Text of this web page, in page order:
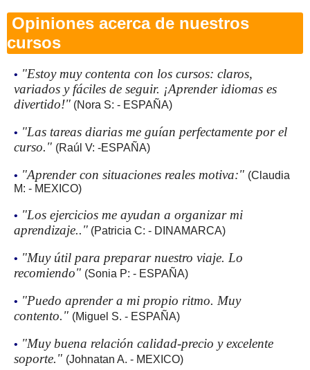
Opiniones acerca de nuestros
cursos
• "Estoy muy contenta con los cursos: claros,
variados y fáciles de seguir. ¡Aprender idiomas es
divertido!" (Nora S: - ESPAÑA)
• "Las tareas diarias me guían perfectamente por el
curso." (Raúl V: -ESPAÑA)
• "Aprender con situaciones reales motiva:" (Claudia
M: - MEXICO)
• "Los ejercicios me ayudan a organizar mi
aprendizaje.." (Patricia C: - DINAMARCA)
• "Muy útil para preparar nuestro viaje. Lo
recomiendo" (Sonia P: - ESPAÑA)
• "Puedo aprender a mi propio ritmo. Muy
contento." (Miguel S. - ESPAÑA)
• "Muy buena relación calidad-precio y excelente
soporte." (Johnatan A. - MEXICO)